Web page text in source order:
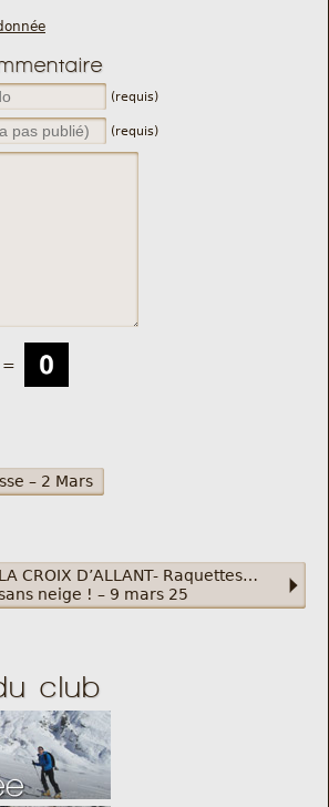
(requis)
(requis)
=
– 2 Mars
LA CROIX D’ALLANT- Raquettes…
neige ! – 9 mars 25
club